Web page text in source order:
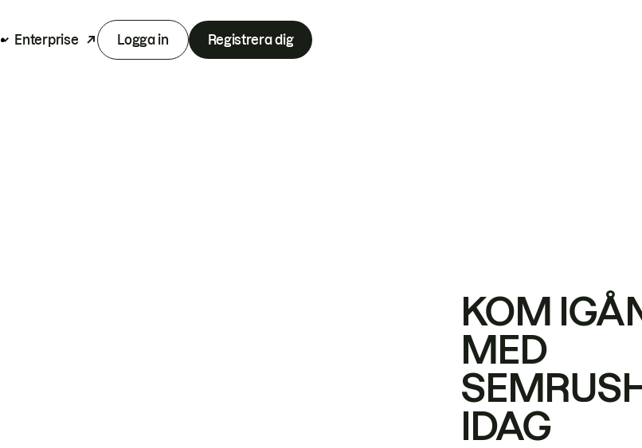
Enterprise Logga in Registrera dig
KOM
MED
IDAG